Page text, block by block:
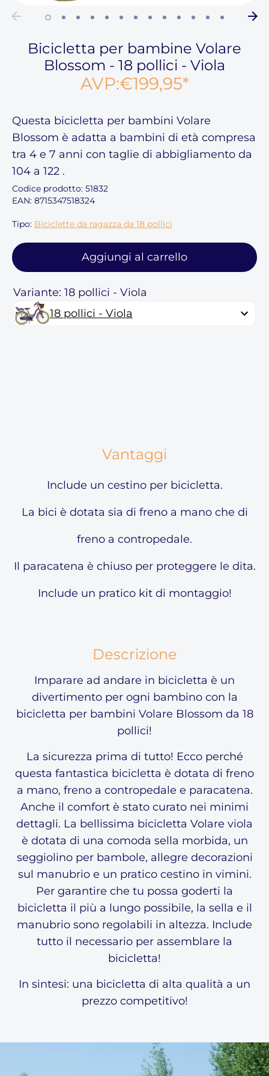
Bicicletta per bambine Volare
Blossom - 18 pollici - Viola
AVP:€199,95*
Questa bicicletta per bambini Volare
Blossom è adatta a bambini di età compresa
tra 4 e 7 anni con taglie di abbigliamento da
104 a 122 .
Codice prodotto: 51832
EAN: 8715347518324
Tipo: Biciclette da ragazza da 18 pollici
Aggiungi al carrello
Variante: 18 pollici - Viola
18 pollici - Viola
Vantaggi
Include un cestino per bicicletta.
La bici è dotata sia di freno a mano che di
freno a contropedale.
Il paracatena è chiuso per proteggere le dita.
Include un pratico kit di montaggio!
Descrizione
Imparare ad andare in bicicletta è un
divertimento per ogni bambino con la
bicicletta per bambini Volare Blossom da 18
pollici!
La sicurezza prima di tutto! Ecco perché
questa fantastica bicicletta è dotata di freno
a mano, freno a contropedale e paracatena.
Anche il comfort è stato curato nei minimi
dettagli. La bellissima bicicletta Volare viola
è dotata di una comoda sella morbida, un
seggiolino per bambole, allegre decorazioni
sul manubrio e un pratico cestino in vimini.
Per garantire che tu possa goderti la
bicicletta il più a lungo possibile, la sella e il
manubrio sono regolabili in altezza. Include
tutto il necessario per assemblare la
bicicletta!
In sintesi: una bicicletta di alta qualità a un
prezzo competitivo!